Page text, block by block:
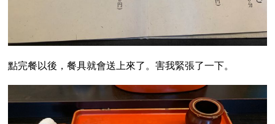
點完餐以後，餐具就會送上來了。害我緊張了一下。